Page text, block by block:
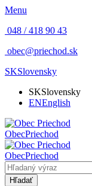
Menu
048 / 418 90 43
obec@priechod.sk
SKSlovensky
SKSlovensky
ENEnglish
ObecPriechod
ObecPriechod
Hľadať